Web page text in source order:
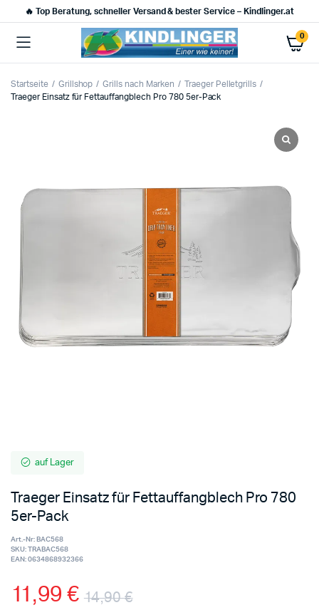
🔥 Top Beratung, schneller Versand & bester Service – Kindlinger.at
0
Startseite Grillshop Grills nach Marken
Traeger Pelletgrills
Traeger Einsatz für Fettauffangblech Pro 780 5er-Pack
auf Lager
Traeger Einsatz für Fettauffangblech Pro 780
5er-Pack
Art.-Nr:BAC568
SKU: TRABAC568
EAN:0634868932366
14,90€
11,99€